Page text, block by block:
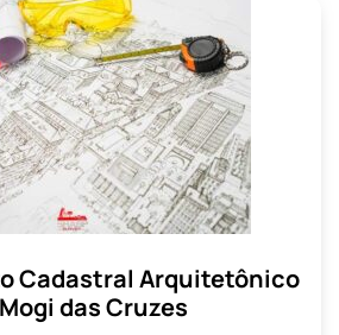
Cadastral Arquitetônico
das Cruzes